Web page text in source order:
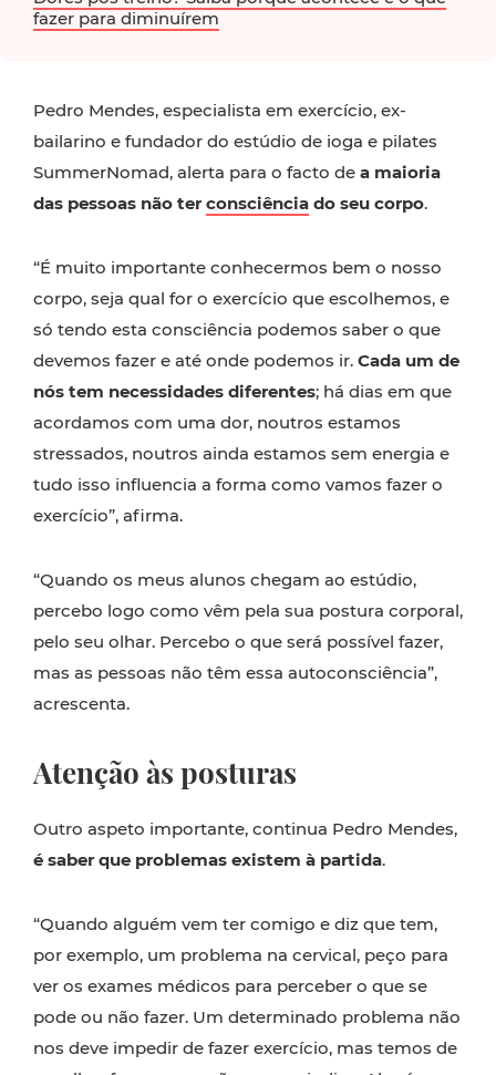
fazer para diminuírem
Pedro Mendes, especialista em exercício, ex-
bailarino e fundador do estúdio de ioga e pilates
SummerNomad, alerta para o facto de a maioria
das pessoas não ter consciência do seu corpo.
“É muito importante conhecermos bem o nosso
corpo, seja qual for o exercício que escolhemos, e
só tendo esta consciência podemos saber o que
devemos fazer e até onde podemos ir. Cada um de
nós tem necessidades diferentes; há dias em que
acordamos com uma dor, noutros estamos
stressados, noutros ainda estamos sem energia e
tudo isso influencia a forma como vamos fazer o
exercício”, afirma.
“Quando os meus alunos chegam ao estúdio,
percebo logo como vêm pela sua postura corporal,
pelo seu olhar. Percebo o que será possível fazer,
mas as pessoas não têm essa autoconsciência”,
acrescenta.
Atenção às posturas
Outro aspeto importante, continua Pedro Mendes,
é saber que problemas existem à partida.
“Quando alguém vem ter comigo e diz que tem,
por exemplo, um problema na cervical, peço para
ver os exames médicos para perceber o que se
pode ou não fazer. Um determinado problema não
nos deve impedir de fazer exercício, mas temos de